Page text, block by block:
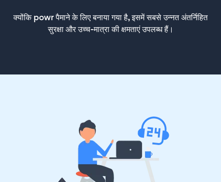
क्योंकि powr पैमाने के लिए बनाया गया है, इसमें सबसे उन्नत अंतर्निहित
सुरक्षा और उच्च-मात्रा की क्षमताएं उपलब्ध हैं।